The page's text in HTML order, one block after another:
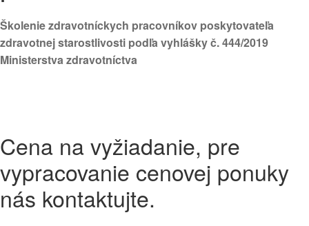
Školenie zdravotníckych pracovníkov poskytovateľa
zdravotnej starostlivosti podľa vyhlášky č. 444/2019
Ministerstva zdravotníctva
Cena na vyžiadanie, pre
vypracovanie cenovej ponuky
nás kontaktujte.